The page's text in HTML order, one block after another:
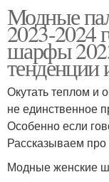
Модные
2023-2024
шарфы
тенденции
Окутать теплом и
не единственное
Особенно если
Рассказываем
Модные женские